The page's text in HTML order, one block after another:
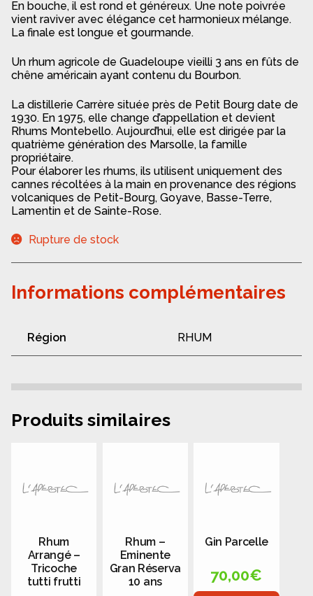
En bouche, il est rond et généreux. Une note poivrée
vient raviver avec élégance cet harmonieux mélange.
La finale est longue et gourmande.
Un rhum agricole de Guadeloupe vieilli 3 ans en fûts de
chêne américain ayant contenu du Bourbon.
La distillerie Carrère située près de Petit Bourg date de
1930. En 1975, elle change d’appellation et devient
Rhums Montebello. Aujourd’hui, elle est dirigée par la
quatrième génération des Marsolle, la famille
propriétaire.
Pour élaborer les rhums, ils utilisent uniquement des
cannes récoltées à la main en provenance des régions
volcaniques de Petit-Bourg, Goyave, Basse-Terre,
Lamentin et de Sainte-Rose.
Rupture de stock
Informations complémentaires
Région RHUM
Produits similaires
Rhum
Arrangé –
Tricoche
tutti frutti
Rhum –
Eminente
Gran Réserva
10 ans
Gin Parcelle
70,00€